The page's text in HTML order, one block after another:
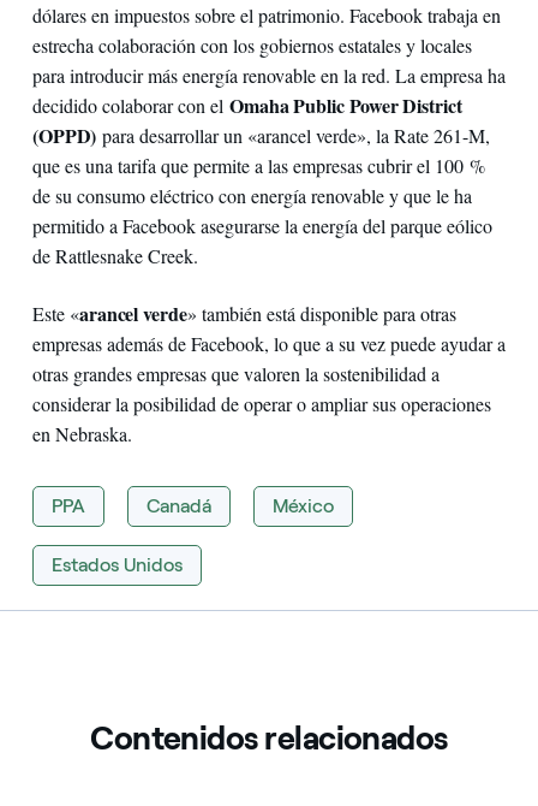
dólares en impuestos sobre el patrimonio. Facebook trabaja en
estrecha colaboración con los gobiernos estatales y locales
para introducir más energía renovable en la red. La empresa ha
decidido colaborar con el Omaha Public Power District
(OPPD) para desarrollar un «arancel verde», la Rate 261-M,
que es una tarifa que permite a las empresas cubrir el 100 %
de su consumo eléctrico con energía renovable y que le ha
permitido a Facebook asegurarse la energía del parque eólico
de Rattlesnake Creek.
Este «arancel verde» también está disponible para otras
empresas además de Facebook, lo que a su vez puede ayudar a
otras grandes empresas que valoren la sostenibilidad a
considerar la posibilidad de operar o ampliar sus operaciones
en Nebraska.
PPA Canadá México
Estados Unidos
Contenidos relacionados